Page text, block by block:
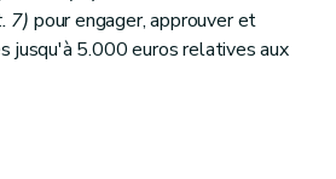
7) pour engager, approuver et
jusqu'à 5.000 euros relatives aux